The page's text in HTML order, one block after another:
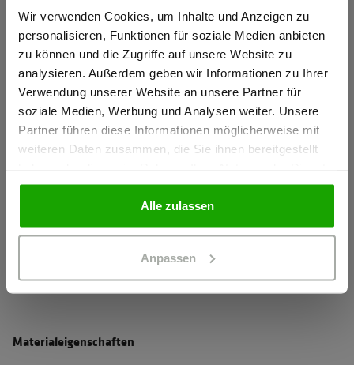
Wir verwenden Cookies, um Inhalte und Anzeigen zu
personalisieren, Funktionen für soziale Medien anbieten
zu können und die Zugriffe auf unsere Website zu
analysieren. Außerdem geben wir Informationen zu Ihrer
Verwendung unserer Website an unsere Partner für
soziale Medien, Werbung und Analysen weiter. Unsere
Partner führen diese Informationen möglicherweise mit
weiteren Daten zusammen, die Sie ihnen bereitgestellt
gesammelt haben.
Alle zulassen
Anpassen
Arm- und Saumabschluss mit elastischem Einfassband für
mehr Komfort
Reißverschlüsse mit Zipperpuller für einfaches Öffnen und
Schließen
Namenslabel verhindert Verwechslungen
mehr anzeigen
Schöffel PRO GmbH, Albert-Einstein-Strasse 1, 86830
info@schoeffel-pro.com
Materialeigenschaften
Gewerbetreibender?
Ich bestätige, dass ich Gewerbetreibender bin. Alle
Preise werden netto ausgewiesen.